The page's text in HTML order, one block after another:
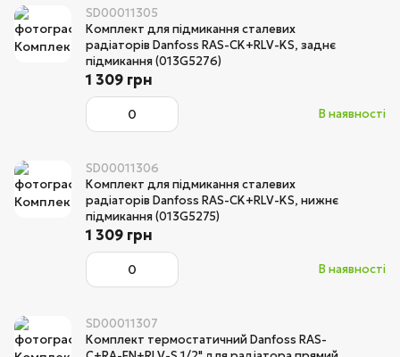
SD00011305
Комплект для підмикання сталевих
радіаторів Danfoss RAS-CK+RLV-KS, заднє
підмикання (013G5276)
В наявності
1 309 грн
SD00011306
Комплект для підмикання сталевих
радіаторів Danfoss RAS-CK+RLV-KS, нижнє
підмикання (013G5275)
В наявності
1 309 грн
SD00011307
Комплект термостатичний Danfoss RAS-